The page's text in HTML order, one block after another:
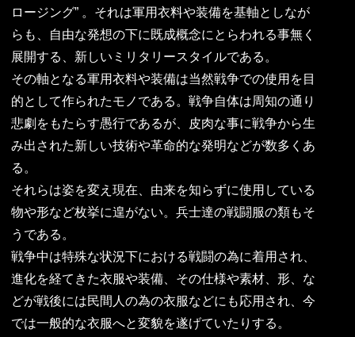
ロージング” 。それは軍用衣料や装備を基軸としなが
らも、自由な発想の下に既成概念にとらわれる事無く
展開する、新しいミリタリースタイルである。
その軸となる軍用衣料や装備は当然戦争での使用を目
的として作られたモノである。戦争自体は周知の通り
悲劇をもたらす愚行であるが、皮肉な事に戦争から生
み出された新しい技術や革命的な発明などが数多くあ
る。
それらは姿を変え現在、由来を知らずに使用している
物や形など枚挙に遑がない。兵士達の戦闘服の類もそ
うである。
戦争中は特殊な状況下における戦闘の為に着用され、
進化を経てきた衣服や装備、その仕様や素材、形、な
どが戦後には民間人の為の衣服などにも応用され、今
では一般的な衣服へと変貌を遂げていたりする。